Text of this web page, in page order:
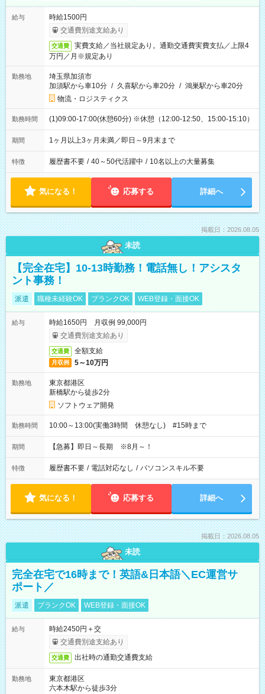
給与
時給1500円
交通費別途支給あり
交通費
実費支給／当社規定あり。通勤交通費実費支払／上限4
万円／月※規定あり
勤務地
埼玉県加須市
加須駅から車10分 / 久喜駅から車20分 / 鴻巣駅から車20分
物流・ロジスティクス
勤務時間 (1)09:00-17:00(休憩60分) ※休憩（12:00-12:50、15:00-15:10）
期間 1ヶ月以上3ヶ月未満／即日～9月末まで
特徴 履歴書不要 / 40～50代活躍中 / 10名以上の大量募集
気になる！ 応募する 詳細へ
掲載日：2026.08.05
未読
【完全在宅】10-13時勤務！電話無し！アシスタ
ント事務！
派遣 職種未経験OK ブランクOK WEB登録・面接OK
給与
時給1650円 月収例 99,000円
交通費別途支給あり
交通費 全額支給
月収例 5～10万円
勤務地
東京都港区
新橋駅から徒歩2分
ソフトウェア開発
勤務時間 10:00～13:00(実働3時間 休憩なし) #15時まで
期間 【急募】即日～長期 ※8月～！
特徴 履歴書不要 / 電話対応なし / パソコンスキル不要
気になる！ 応募する 詳細へ
掲載日：2026.08.05
未読
完全在宅で16時まで！英語&日本語＼EC運営サ
ポート／
派遣 ブランクOK WEB登録・面接OK
給与
時給2450円＋交
交通費別途支給あり
交通費 出社時の通勤交通費支給
勤務地
東京都港区
六本木駅から徒歩3分